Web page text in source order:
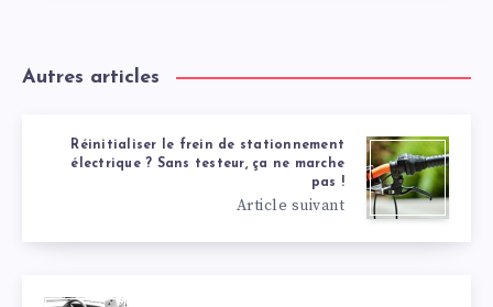
Autres articles
Réinitialiser le frein de stationnement
électrique ? Sans testeur, ça ne marche
pas !
Article suivant